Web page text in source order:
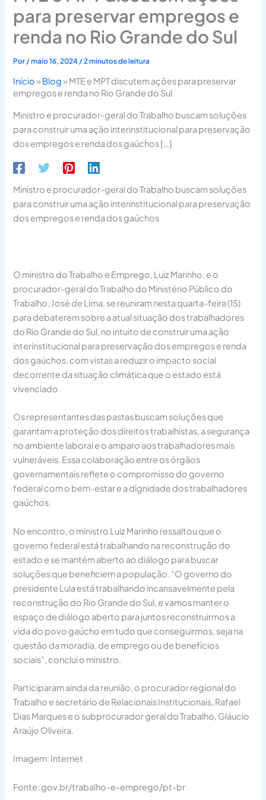
para preservar empregos e
renda no Rio Grande do Sul
Por/maio 16, 2024 /2 minutos de leitura
Início» Blog» MTE e MPT discutem ações para preservar
empregos e renda no Rio Grande do Sul
Ministro e procurador-geral do Trabalho buscam soluções
para construir uma ação interinstitucional para preservação
dos empregos e renda dos gaúchos […]
Ministro e procurador-geral do Trabalho buscam soluções
para construir uma ação interinstitucional para preservação
dos empregos e renda dos gaúchos
O ministro do Trabalho e Emprego, Luiz Marinho, e o
procurador-geral do Trabalho do Ministério Público do
Trabalho, José de Lima, se reuniram nesta quarta-feira (15)
para debaterem sobre a atual situação dos trabalhadores
do Rio Grande do Sul, no intuito de construir uma ação
interinstitucional para preservação dos empregos e renda
dos gaúchos, com vistas a reduzir o impacto social
decorrente da situação climática que o estado está
vivenciado.
Os representantes das pastas buscam soluções que
garantam a proteção dos direitos trabalhistas, a segurança
no ambiente laboral e o amparo aos trabalhadores mais
vulneráveis. Essa colaboração entre os órgãos
governamentais reflete o compromisso do governo
federal com o bem-estar e a dignidade dos trabalhadores
gaúchos.
No encontro, o ministro Luiz Marinho ressaltou que o
governo federal está trabalhando na reconstrução do
estado e se mantém aberto ao diálogo para buscar
soluções que beneficiem a população. “O governo do
presidente Lula está trabalhando incansavelmente pela
reconstrução do Rio Grande do Sul, e vamos manter o
espaço de diálogo aberto para juntos reconstruirmos a
vida do povo gaúcho em tudo que conseguirmos, seja na
questão da moradia, de emprego ou de benefícios
sociais”, conclui o ministro.
Participaram ainda da reunião, o procurador regional do
Trabalho e secretário de Relacionais Institucionais, Rafael
Dias Marques e o subprocurador geral do Trabalho, Gláucio
Araújo Oliveira.
Imagem: Internet
Fonte: gov.br/trabalho-e-emprego/pt-br